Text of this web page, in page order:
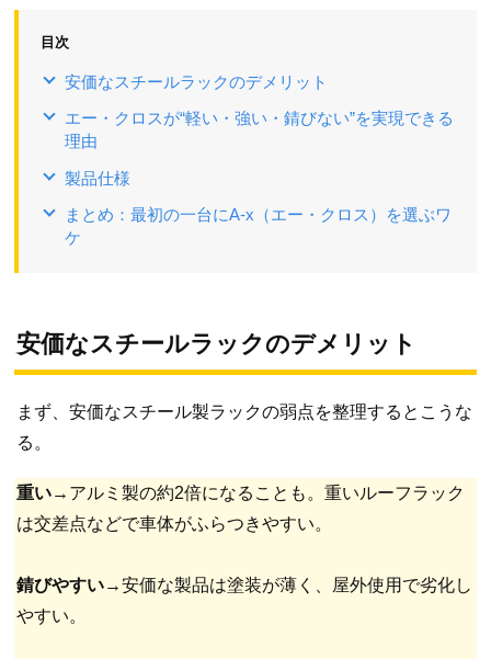
目次
安価なスチールラックのデメリット
エー・クロスが“軽い・強い・錆びない”を実現できる
理由
製品仕様
まとめ：最初の一台にA-x（エー・クロス）を選ぶワ
ケ
安価なスチールラックのデメリット
まず、安価なスチール製ラックの弱点を整理するとこうな
る。
重い→アルミ製の約2倍になることも。重いルーフラック
は交差点などで車体がふらつきやすい。
錆びやすい→安価な製品は塗装が薄く、屋外使用で劣化し
やすい。